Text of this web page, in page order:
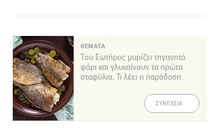
ΘΕΜΑΤΑ
Του Σωτήρος μυρίζει τηγανητό
ψάρι και γλυκαίνουν τα πρώτα
σταφύλια. Τι λέει η παράδοση
ΣΥΝΕΧΕΙΑ